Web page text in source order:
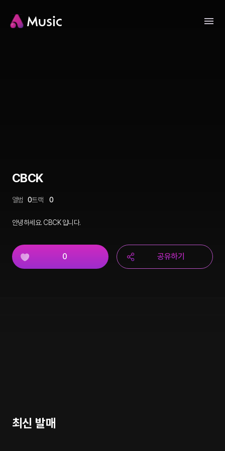
CBCK
앨범 0트랙 0
안녕하세요. CBCK 입니다.
0 공유하기
최신 발매